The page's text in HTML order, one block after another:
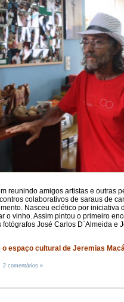
reunindo amigos artistas e outras
colaborativos de saraus de
Nasceu eclético por iniciativa
o vinho. Assim pintou o primeiro
José Carlos D`Almeida e
espaço cultural de Jeremias
2 comentários »